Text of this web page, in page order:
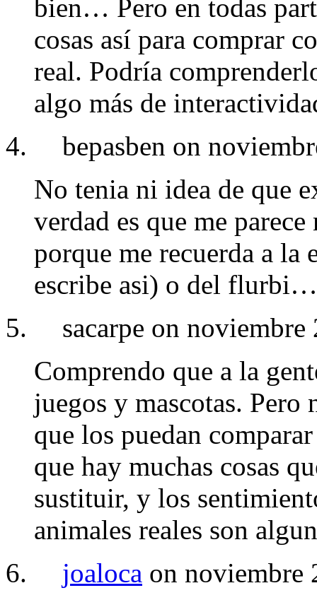
bien… Pero en todas
cosas así para comprar
real. Podría
algo más de
bepasben on
No tenia ni idea de que
verdad es que me
porque me recuerda a la
escribe asi) o del
sacarpe on
Comprendo que a la
juegos y mascotas. Pero
que los puedan
que hay muchas cosas
sustituir, y los
animales reales son
joaloca on noviembre